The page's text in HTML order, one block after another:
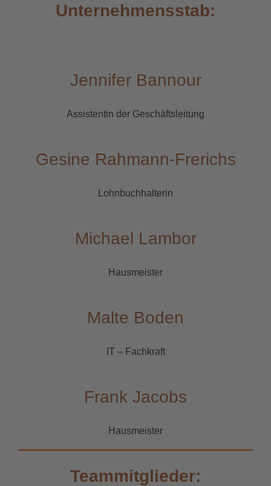
Unternehmensstab:
Jennifer Bannour
Assistentin der Geschäftsleitung
Gesine Rahmann-Frerichs
Lohnbuchhalterin
Michael Lambor
Hausmeister
Malte Boden
IT – Fachkraft
Frank Jacobs
Hausmeister
Teammitglieder: